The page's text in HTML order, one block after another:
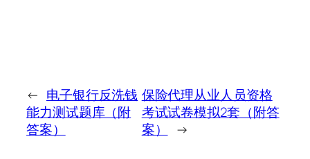
← 电子银行反洗钱
能力测试题库（附
答案）
保险代理从业人员资格
考试试卷模拟2套（附答
案）
→